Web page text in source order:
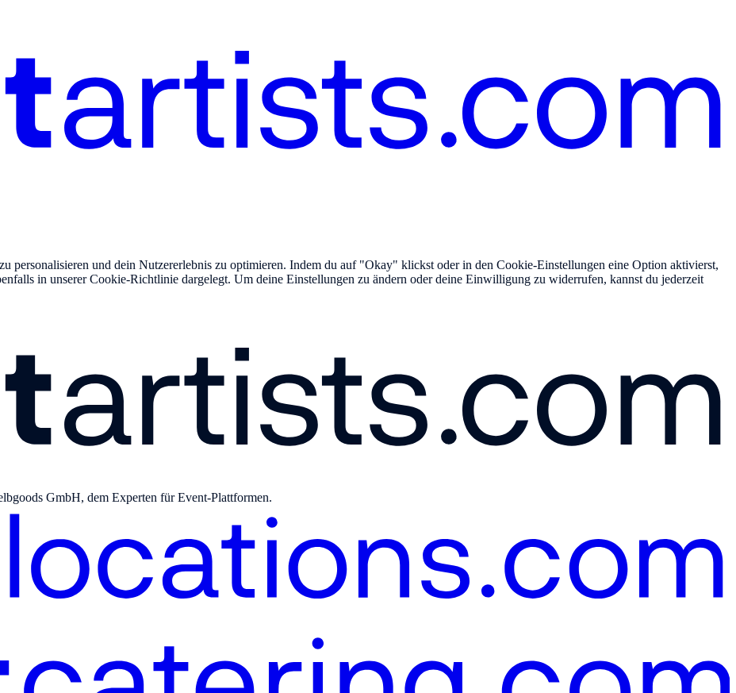
personalisieren und dein Nutzererlebnis zu optimieren. Indem du auf "Okay" klickst oder in den Cookie-Einstellungen eine Option aktivierst,
in unserer Cookie-Richtlinie dargelegt. Um deine Einstellungen zu ändern oder deine Einwilligung zu widerrufen, kannst du jederzeit
GmbH, dem Experten für Event-Plattformen.